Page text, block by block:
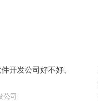
开发公司好不好、
公司